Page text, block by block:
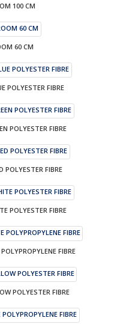
100 CM
60 CM
POLYESTER FIBRE
POLYESTER FIBRE
POLYESTER FIBRE
POLYESTER FIBRE
FIBRE
POLYESTER FIBRE